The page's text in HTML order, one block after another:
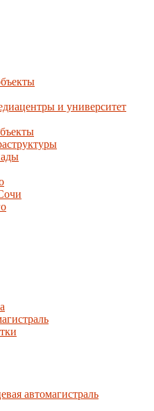
и университет
автомагистраль